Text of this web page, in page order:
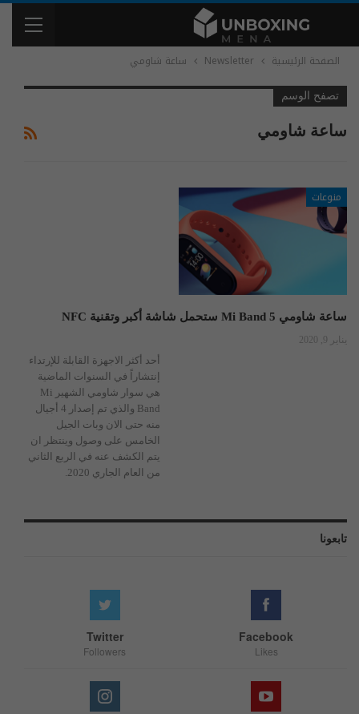
الصفحة الرئيسية Newsletter ساعة شاومي
تصفح الوسم
ساعة شاومي
منوعات
ساعة شاومي Mi Band 5 ستحمل شاشة أكبر وتقنية NFC
يناير 9, 2020
أحد أكثر الاجهزة القابلة للإرتداء
إنتشاراً في السنوات الماضية
هي سوار شاومي الشهير Mi
Band والذي تم إصدار 4 أجيال
منه حتى الان وبات الجيل
الخامس على وصول وينتظر ان
يتم الكشف عنه في الربع الثاني
من العام الجاري 2020.
تابعونا
Facebook
Likes
Twitter
Followers